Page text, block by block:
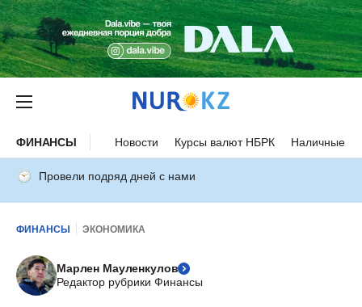
ФИНАНСЫ Новости Курсы валют НБРК Наличные
Провели подряд дней с нами
ФИНАНСЫ ЭКОНОМИКА
Марлен Мауленкулов
Редактор рубрики Финансы